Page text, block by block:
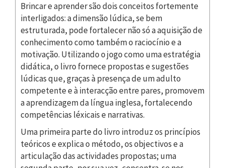
Brincar e aprender são dois conceitos fortemente
interligados: a dimensão lúdica, se bem
estruturada, pode fortalecer não só a aquisição de
conhecimento como também o raciocínio e a
motivação. Utilizando o jogo como uma estratégia
didática, o livro fornece propostas e sugestões
lúdicas que, graças à presença de um adulto
competente e à interacção entre pares, promovem
a aprendizagem da língua inglesa, fortalecendo
competências léxicais e narrativas.
Uma primeira parte do livro introduz os princípios
teóricos e explica o método, os objectivos e a
articulação das actividades propostas; uma